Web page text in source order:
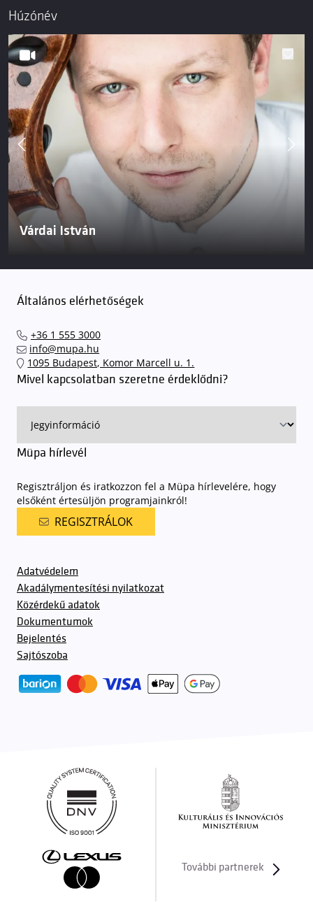
Húzónév
Várdai István
Általános elérhetőségek
+36 1 555 3000
info@mupa.hu
1095 Budapest, Komor Marcell u. 1.
Mivel kapcsolatban szeretne érdeklődni?
Müpa hírlevél
Regisztráljon és iratkozzon fel a Müpa hírlevelére, hogy
elsőként értesüljön programjainkról!
REGISZTRÁLOK
Adatvédelem
Akadálymentesítési nyilatkozat
Közérdekű adatok
Dokumentumok
Bejelentés
Sajtószoba
További partnerek